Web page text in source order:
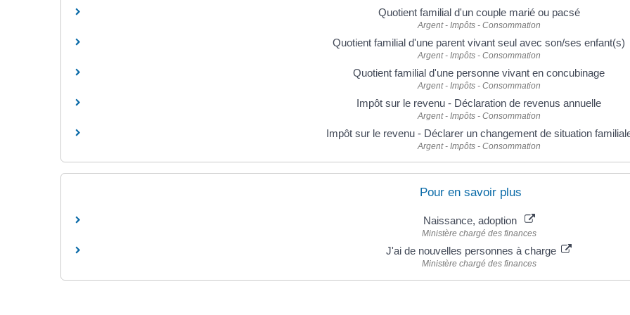
Quotient familial d'un couple marié ou pacsé
Argent - Impôts - Consommation
Quotient familial d'une parent vivant seul avec son/ses enfant(s)
Argent - Impôts - Consommation
Quotient familial d'une personne vivant en concubinage
Argent - Impôts - Consommation
Impôt sur le revenu - Déclaration de revenus annuelle
Argent - Impôts - Consommation
Impôt sur le revenu - Déclarer un changement de situation
Argent - Impôts - Consommation
Pour en savoir plus
Naissance, adoption
Ministère chargé des finances
J'ai de nouvelles personnes à charge
Ministère chargé des finances